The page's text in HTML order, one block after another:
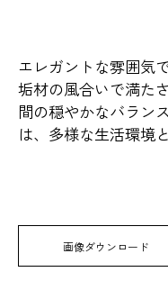
エレガントな雰囲気
垢材の風合いで満た
間の穏やかなバラン
は、多様な生活環境
画像ダウンロード